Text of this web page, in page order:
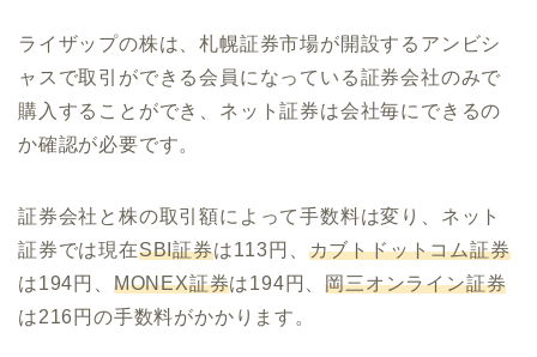
ライザップの株は、札幌証券市場が開設するアンビシ
ャスで取引ができる会員になっている証券会社のみで
購入することができ、ネット証券は会社毎にできるの
か確認が必要です。
証券会社と株の取引額によって手数料は変り、ネット
証券では現在SBI証券は113円、 カブトドットコム証券
は194円、 MONEX証券は194円、岡三オンライン証券
は216円の手数料がかかります。